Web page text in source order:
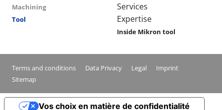
Machining
Tool
Services
Expertise
Inside Mikron tool
Conditions footer menu
Terms and conditions Data Privacy Legal
Imprint
Sitemap
Vos choix en matière de confidentialité